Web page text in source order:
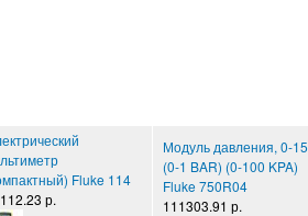
Fluke 114
р.
Модуль давления, 0-15
(0-1 BAR) (0-100 KPA)
Fluke 750R04
111303.91 р.